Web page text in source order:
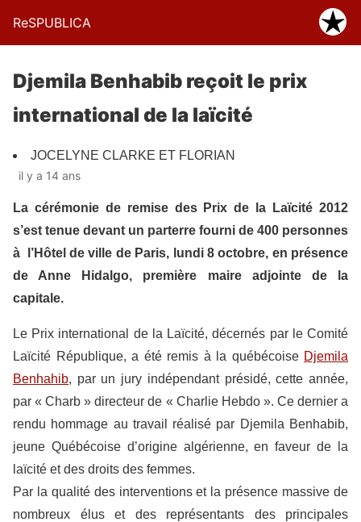
ReSPUBLICA
Djemila Benhabib reçoit le prix
international de la laïcité
JOCELYNE CLARKE ET FLORIAN
il y a 14 ans
La cérémonie de remise des Prix de la Laïcité 2012
s’est tenue devant un parterre fourni de 400 personnes
à l’Hôtel de ville de Paris, lundi 8 octobre, en présence
de Anne Hidalgo, première maire adjointe de la
capitale.
Le Prix international de la Laïcité, décernés par le Comité
Laïcité République, a été remis à la québécoise Djemila
Benhahib, par un jury indépendant présidé, cette année,
par « Charb » directeur de « Charlie Hebdo ». Ce dernier a
rendu hommage au travail réalisé par Djemila Benhabib,
jeune Québécoise d’origine algérienne, en faveur de la
laïcité et des droits des femmes.
Par la qualité des interventions et la présence massive de
nombreux élus et des représentants des principales